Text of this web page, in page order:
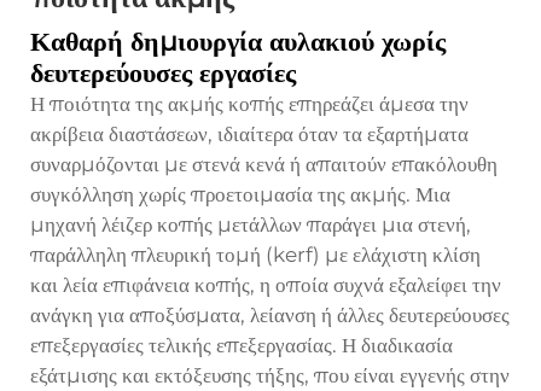
Καθαρή δημιουργία αυλακιού χωρίς
δευτερεύουσες εργασίες
Η ποιότητα της ακμής κοπής επηρεάζει άμεσα την
ακρίβεια διαστάσεων, ιδιαίτερα όταν τα εξαρτήματα
συναρμόζονται με στενά κενά ή απαιτούν επακόλουθη
συγκόλληση χωρίς προετοιμασία της ακμής. Μια
μηχανή λέιζερ κοπής μετάλλων παράγει μια στενή,
παράλληλη πλευρική τομή (kerf) με ελάχιστη κλίση
και λεία επιφάνεια κοπής, η οποία συχνά εξαλείφει την
ανάγκη για αποξύσματα, λείανση ή άλλες δευτερεύουσες
επεξεργασίες τελικής επεξεργασίας. Η διαδικασία
εξάτμισης και εκτόξευσης τήξης, που είναι εγγενής στην